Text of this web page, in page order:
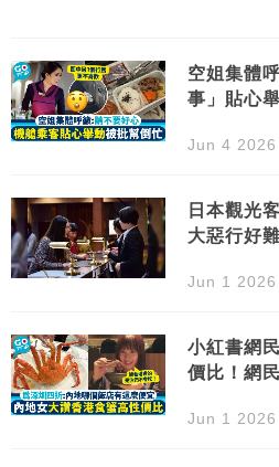
空姐集體
事」貼心
Jun 4 2026
日本觀光
大惡行好
Jun 1 2026
小紅書網
價比！網
Jun 1 2026